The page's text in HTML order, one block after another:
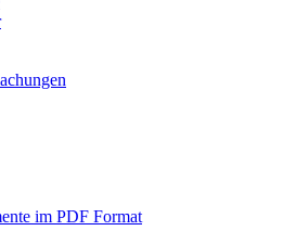
im PDF Format